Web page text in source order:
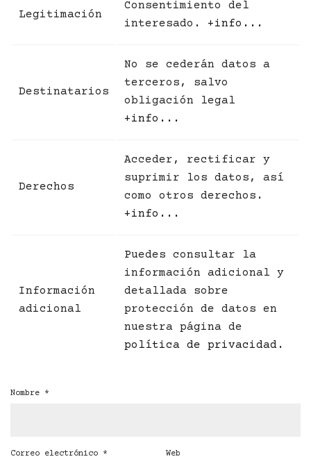
Legitimación
Consentimiento del
interesado. +info...
Destinatarios
No se cederán datos a
terceros, salvo
obligación legal
+info...
Derechos
Acceder, rectificar y
suprimir los datos, así
como otros derechos.
+info...
Información
adicional
Puedes consultar la
información adicional y
detallada sobre
protección de datos en
nuestra página de
política de privacidad .
Nombre *
Correo electrónico * Web